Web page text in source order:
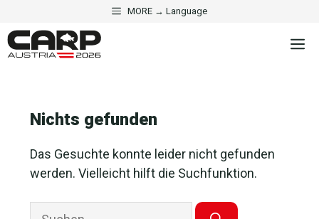
Inhalt
springen
MORE → Language
Nichts gefunden
Das Gesuchte konnte leider nicht gefunden
werden. Vielleicht hilft die Suchfunktion.
Suchen